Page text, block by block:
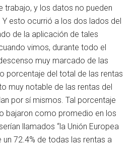
trabajo, y los datos no pueden
esto ocurrió a los dos lados del
de la aplicación de tales
vimos, durante todo el
muy marcado de las
porcentaje del total de las rentas
muy notable de las rentas del
por sí mismos. Tal porcentaje
bajaron como promedio en los
llamados “la Unión Europea
un 72.4% de todas las rentas a